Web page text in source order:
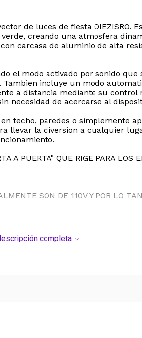
de luces de fiesta OIEZISRO.
creando una atmosfera
carcasa de aluminio de alta
el modo activado por sonido
incluye un modo
a distancia mediante su
necesidad de acercarse al
techo, paredes o simplemente
llevar la diversion a cualquier
A PUERTA" QUE RIGE PARA LOS
SON DE 110V Y POR LO
completa